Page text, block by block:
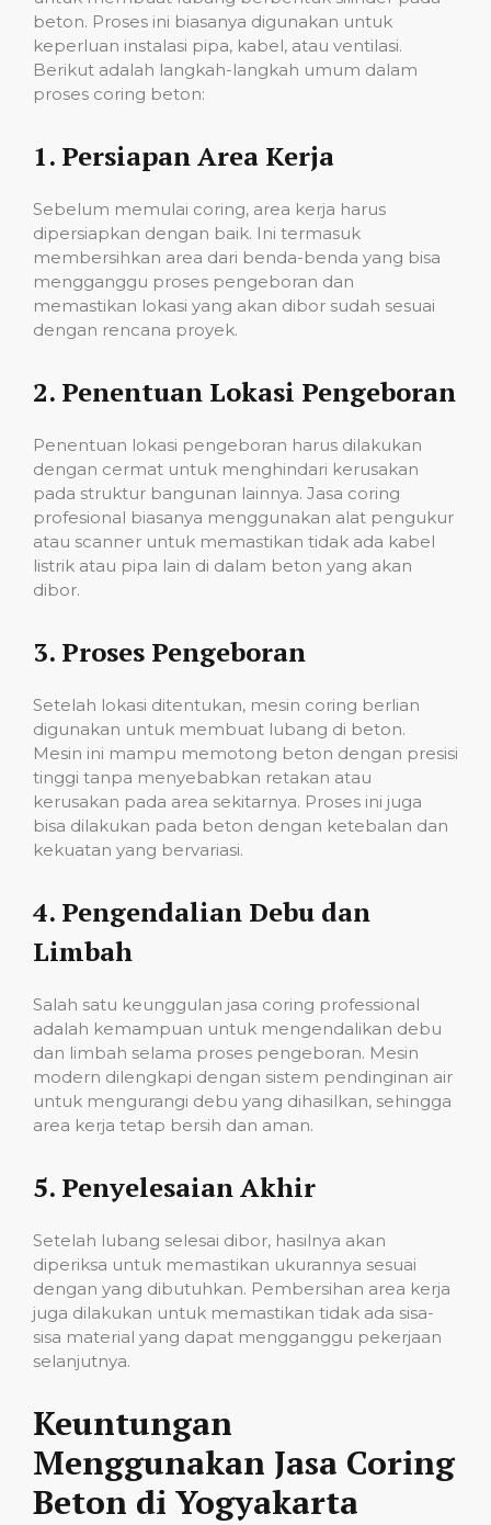
beton. Proses ini biasanya digunakan untuk
keperluan instalasi pipa, kabel, atau ventilasi.
Berikut adalah langkah-langkah umum dalam
proses coring beton:
1. Persiapan Area Kerja
Sebelum memulai coring, area kerja harus
dipersiapkan dengan baik. Ini termasuk
membersihkan area dari benda-benda yang bisa
mengganggu proses pengeboran dan
memastikan lokasi yang akan dibor sudah sesuai
dengan rencana proyek.
2. Penentuan Lokasi Pengeboran
Penentuan lokasi pengeboran harus dilakukan
dengan cermat untuk menghindari kerusakan
pada struktur bangunan lainnya. Jasa coring
profesional biasanya menggunakan alat pengukur
atau scanner untuk memastikan tidak ada kabel
listrik atau pipa lain di dalam beton yang akan
dibor.
3. Proses Pengeboran
Setelah lokasi ditentukan, mesin coring berlian
digunakan untuk membuat lubang di beton.
Mesin ini mampu memotong beton dengan presisi
tinggi tanpa menyebabkan retakan atau
kerusakan pada area sekitarnya. Proses ini juga
bisa dilakukan pada beton dengan ketebalan dan
kekuatan yang bervariasi.
4. Pengendalian Debu dan
Limbah
Salah satu keunggulan jasa coring professional
adalah kemampuan untuk mengendalikan debu
dan limbah selama proses pengeboran. Mesin
modern dilengkapi dengan sistem pendinginan air
untuk mengurangi debu yang dihasilkan, sehingga
area kerja tetap bersih dan aman.
5. Penyelesaian Akhir
Setelah lubang selesai dibor, hasilnya akan
diperiksa untuk memastikan ukurannya sesuai
dengan yang dibutuhkan. Pembersihan area kerja
juga dilakukan untuk memastikan tidak ada sisa-
sisa material yang dapat mengganggu pekerjaan
selanjutnya.
Keuntungan
Menggunakan Jasa Coring
Beton di Yogyakarta